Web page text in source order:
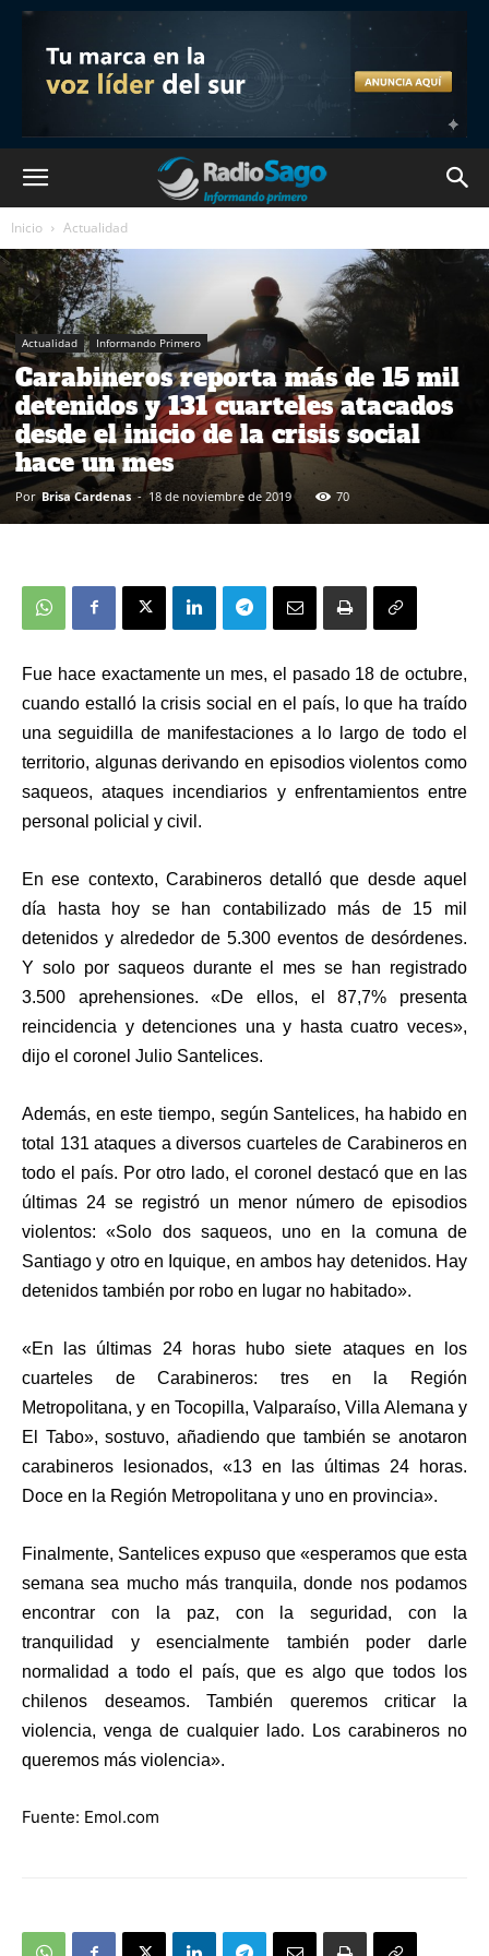
Inicio Actualidad
Actualidad Informando Primero
Carabineros reporta más de 15 mil
detenidos y 131 cuarteles atacados
desde el inicio de la crisis social
hace un mes
Por Brisa Cardenas - 18 de noviembre de 2019 70
Fue hace exactamente un mes, el pasado 18 de octubre,
cuando estalló la crisis social en el país, lo que ha traído
una seguidilla de manifestaciones a lo largo de todo el
territorio, algunas derivando en episodios violentos como
saqueos, ataques incendiarios y enfrentamientos entre
personal policial y civil.
En ese contexto, Carabineros detalló que desde aquel
día hasta hoy se han contabilizado más de 15 mil
detenidos y alrededor de 5.300 eventos de desórdenes.
Y solo por saqueos durante el mes se han registrado
3.500 aprehensiones. «De ellos, el 87,7% presenta
reincidencia y detenciones una y hasta cuatro veces»,
dijo el coronel Julio Santelices.
Además, en este tiempo, según Santelices, ha habido en
total 131 ataques a diversos cuarteles de Carabineros en
todo el país. Por otro lado, el coronel destacó que en las
últimas 24 se registró un menor número de episodios
violentos: «Solo dos saqueos, uno en la comuna de
Santiago y otro en Iquique, en ambos hay detenidos. Hay
detenidos también por robo en lugar no habitado».
«En las últimas 24 horas hubo siete ataques en los
cuarteles de Carabineros: tres en la Región
Metropolitana, y en Tocopilla, Valparaíso, Villa Alemana y
El Tabo», sostuvo, añadiendo que también se anotaron
carabineros lesionados, «13 en las últimas 24 horas.
Doce en la Región Metropolitana y uno en provincia».
Finalmente, Santelices expuso que «esperamos que esta
semana sea mucho más tranquila, donde nos podamos
encontrar con la paz, con la seguridad, con la
tranquilidad y esencialmente también poder darle
normalidad a todo el país, que es algo que todos los
chilenos deseamos. También queremos criticar la
violencia, venga de cualquier lado. Los carabineros no
queremos más violencia».
Fuente: Emol.com